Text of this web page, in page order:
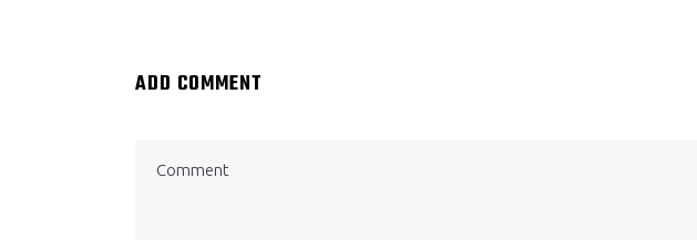
ADD COMMENT